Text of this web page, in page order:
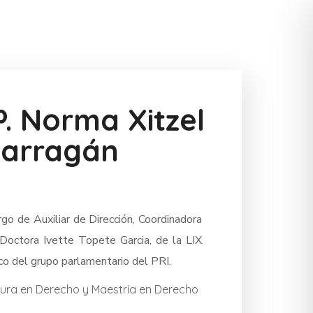
Norma Xitzel
de Auxiliar de Dirección, Coordinadora
Ivette Topete Garcia, de la LIX
del grupo parlamentario del PRI.
en Derecho y Maestría en Derecho